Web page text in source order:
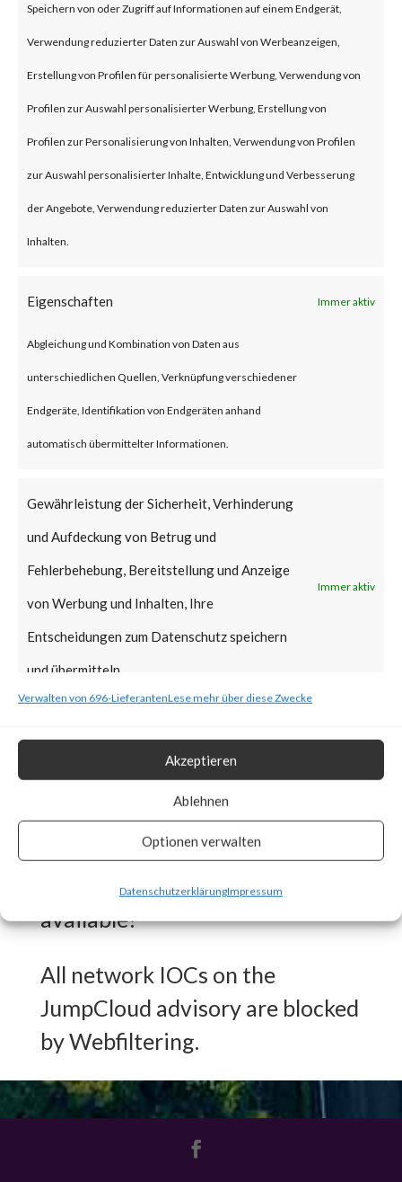
Speichern von oder Zugriff auf Informationen auf einem Endgerät,
Verwendung reduzierter Daten zur Auswahl von Werbeanzeigen,
Erstellung von Profilen für personalisierte Werbung, Verwendung von
Profilen zur Auswahl personalisierter Werbung, Erstellung von
Profilen zur Personalisierung von Inhalten, Verwendung von Profilen
zur Auswahl personalisierter Inhalte, Entwicklung und Verbesserung
der Angebote, Verwendung reduzierter Daten zur Auswahl von
Inhalten.
Eigenschaften Immer aktiv
Abgleichung und Kombination von Daten aus
unterschiedlichen Quellen, Verknüpfung verschiedener
Endgeräte, Identifikation von Endgeräten anhand
automatisch übermittelter Informationen.
Gewährleistung der Sicherheit, Verhinderung
und Aufdeckung von Betrug und
Fehlerbehebung, Bereitstellung und Anzeige
von Werbung und Inhalten, Ihre
Entscheidungen zum Datenschutz speichern
und übermitteln.
Immer aktiv
Verwalten von 696-LieferantenLese mehr über diese Zwecke
Akzeptieren
Ablehnen
Optionen verwalten
DatenschutzerklärungImpressum
published by JumpCloud, an
unnamed nation-state threat
actor compromised the
company’s systems through a
spear-phishing attack in late
June 2023. While the details of
the attack were not released,
the attack was allegedly
JumpCloud customers.
Why is this Significant?
new supply chain attack,
following another notable
supply-chain attack that hit 3CX
in March of this year. While this
attack is believed to be
financially motivated, the
perpetrators may have deployed
(ransomware, wipers, etc.) or
engaged in other malicious
activities.
What FortiGuard Coverage is
available?
All network IOCs on the
JumpCloud advisory are blocked
by Webfiltering.